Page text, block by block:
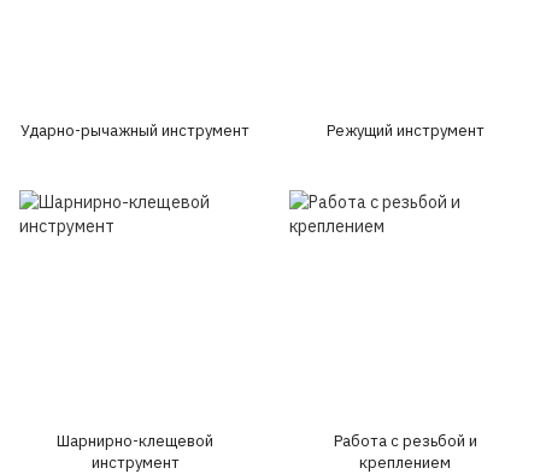
Ударно-рычажный инструмент Режущий инструмент
Шарнирно-клещевой
инструмент
Работа с резьбой и
креплением